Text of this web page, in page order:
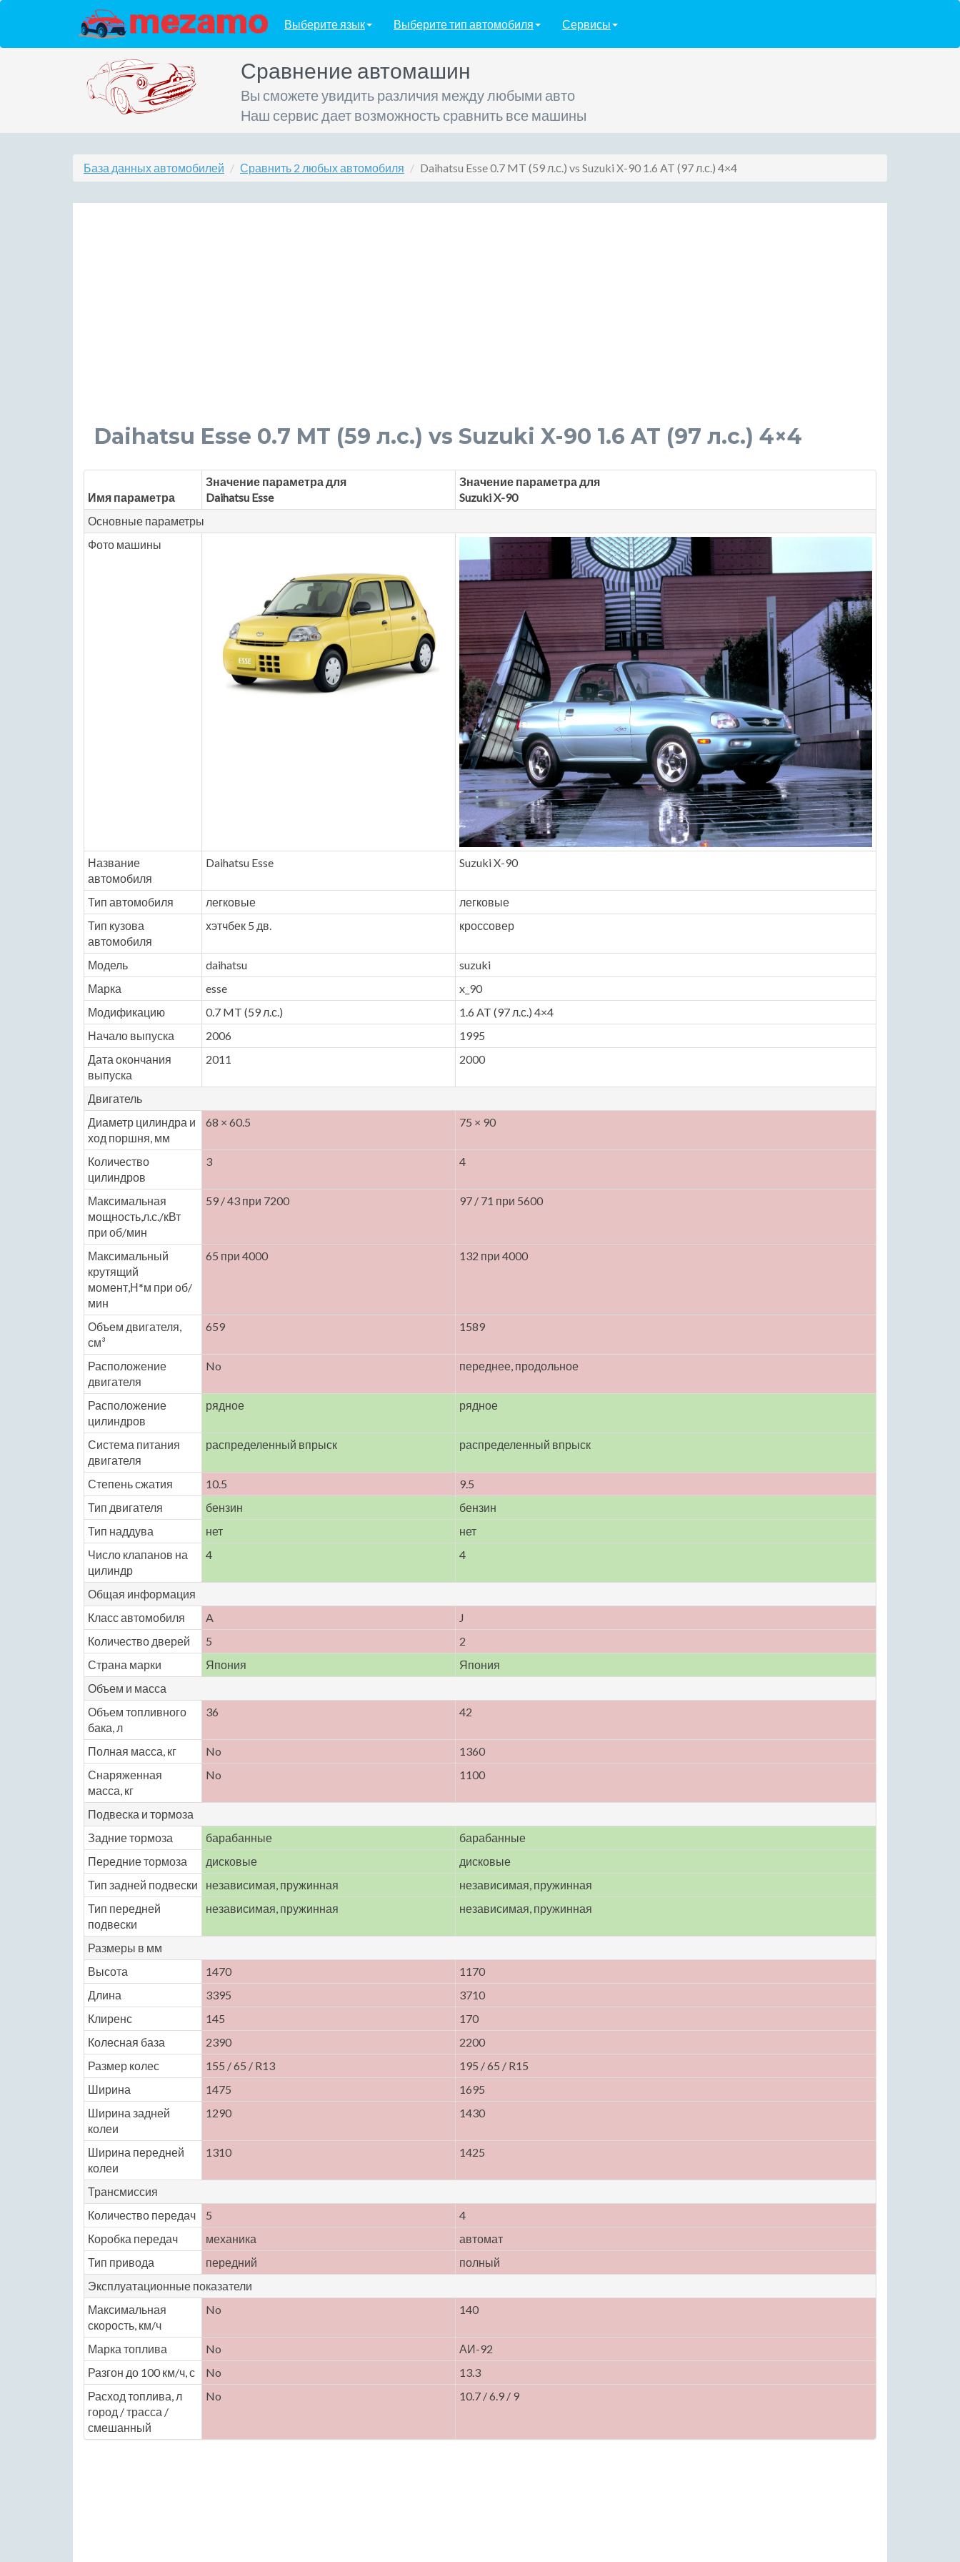
Выберите язык Выберите тип автомобиля Сервисы
Сравнение автомашин
Вы сможете увидить различия между любыми авто
Наш сервис дает возможность сравнить все машины
База данных автомобилей Сравнить 2 любых автомобиля Daihatsu Esse 0.7 MT (59 л.с.) vs Suzuki X-90 1.6 AT (97 л.с.) 4×4
Daihatsu Esse 0.7 MT (59 л.с.) vs Suzuki X-90 1.6 AT (97 л.с.) 4×4
Имя параметра
Значение параметра для
Daihatsu Esse
Значение параметра для
Suzuki X-90
Основные параметры
Фото машины
Название
автомобиля
Daihatsu Esse Suzuki X-90
Тип автомобиля легковые
легковые
Тип кузова
автомобиля
хэтчбек 5 дв. кроссовер
Модель daihatsu
suzuki
Марка
esse
x_90
Модификацию
0.7 MT (59 л.с.)
1.6 AT (97 л.с.) 4×4
Начало выпуска
2006
1995
Дата окончания
выпуска
2011 2000
Двигатель
Диаметр цилиндра и
ход поршня, мм
68 × 60.5 75 × 90
Количество
цилиндров
3 4
Максимальная
мощность,л.с./кВт
при об/мин
59 / 43 при 7200 97 / 71 при 5600
Максимальный
крутящий
момент,Н*м при об/
мин
65 при 4000 132 при 4000
Объем двигателя,
см³
659 1589
Расположение
двигателя
No переднее, продольное
Расположение
цилиндров
рядное рядное
Система питания
двигателя
распределенный впрыск распределенный впрыск
Степень сжатия 10.5
9.5
Тип двигателя
бензин
бензин
Тип наддува
нет
нет
Число клапанов на
цилиндр
4 4
Общая информация
Класс автомобиля
A
J
Количество дверей
5
2
Страна марки
Япония
Япония
Объем и масса
Объем топливного
бака, л
36 42
Полная масса, кг No
1360
Снаряженная
масса, кг
No 1100
Подвеска и тормоза
Задние тормоза
барабанные
барабанные
Передние тормоза
дисковые
дисковые
Тип задней подвески
независимая, пружинная
независимая, пружинная
Тип передней
подвески
независимая, пружинная независимая, пружинная
Размеры в мм
Высота
1470
1170
Длина
3395
3710
Клиренс
145
170
Колесная база
2390
2200
Размер колес
155 / 65 / R13
195 / 65 / R15
Ширина
1475
1695
Ширина задней
колеи
1290 1430
Ширина передней
колеи
1310 1425
Трансмиссия
Количество передач
5
4
Коробка передач
механика
автомат
Тип привода
передний
полный
Эксплуатационные показатели
Максимальная
скорость, км/ч
No 140
Марка топлива No
АИ-92
Разгон до 100 км/ч, с
No
13.3
Расход топлива, л
город / трасса /
смешанный
No 10.7 / 6.9 / 9